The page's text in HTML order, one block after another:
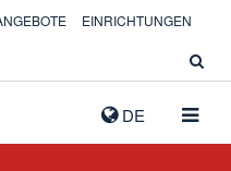
DE
EINRICHTUNGEN